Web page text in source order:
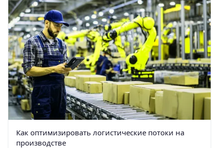
Как оптимизировать логистические потоки на
производстве